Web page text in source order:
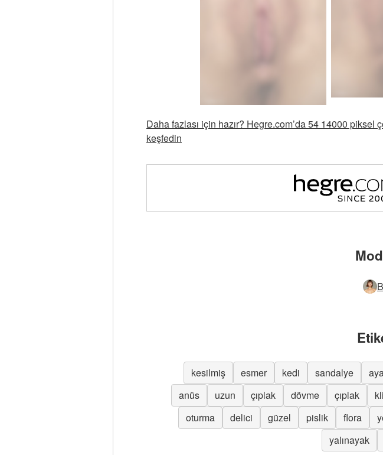
Daha fazlası için hazır? Hegre.com’da 54 14000 piksel
keşfedin
kesilmiş esmer kedi sandalye
anüs
uzun çıplak dövme çıplak
oturma
delici güzel pislik flora
yalınayak